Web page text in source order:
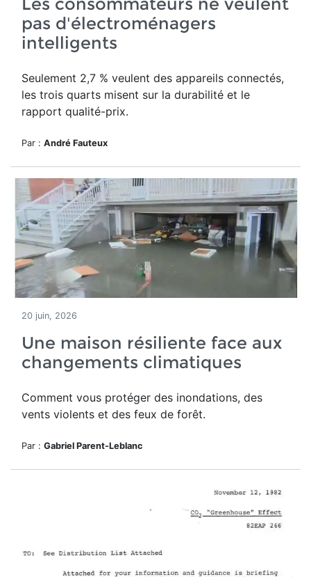
pas d'électroménagers
intelligents
Seulement 2,7 % veulent des appareils connectés,
les trois quarts misent sur la durabilité et le
rapport qualité-prix.
Par : André Fauteux
20 juin, 2026
Une maison résiliente face aux
changements climatiques
Comment vous protéger des inondations, des
vents violents et des feux de forêt.
Par : Gabriel Parent-Leblanc